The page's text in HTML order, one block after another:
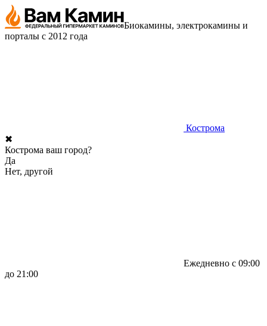
Биокамины, электрокамины и
порталы с 2012 года
Кострома
✖
Кострома ваш город?
Да
Нет, другой
Ежедневно с 09:00
до 21:00